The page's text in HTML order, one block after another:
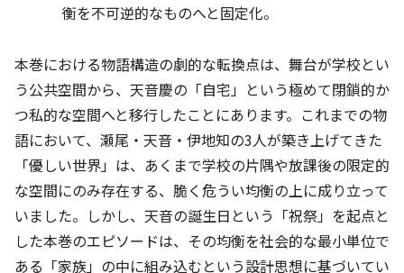
衡を不可逆的なものへと固定化。
本巻における物語構造の劇的な転換点は、舞台が学校とい
う公共空間から、天音慶の「自宅」という極めて閉鎖的か
つ私的な空間へと移行したことにあります。これまでの物
語において、瀬尾・天音・伊地知の3人が築き上げてきた
「優しい世界」は、あくまで学校の片隅や放課後の限定的
な空間にのみ存在する、脆く危うい均衡の上に成り立って
いました。しかし、天音の誕生日という「祝祭」を起点と
した本巻のエピソードは、その均衡を社会的な最小単位で
ある「家族」の中に組み込むという設計思想に基づいてい